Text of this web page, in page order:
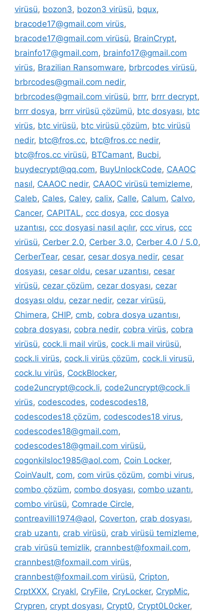
virüsü, bozon3, bozon3 virüsü, bqux,
bracode17@gmail.com virüs,
bracode17@gmail.com virüsü, BrainCrypt,
brainfo17@gmail.com, brainfo17@gmail.com
virüs, Brazilian Ransomware, brbrcodes virüsü,
brbrcodes@gmail.com nedir,
brbrcodes@gmail.com virüsü, brrr, brrr decrypt,
brrr dosya, brrr virüsü çözümü, btc dosyası, btc
virüs, btc virüsü, btc virüsü çözüm, btc virüsü
nedir, btc@fros.cc, btc@fros.cc nedir,
btc@fros.cc virüsü, BTCamant, Bucbi,
buydecrypt@qq.com, BuyUnlockCode, CAAOC
nasıl, CAAOC nedir, CAAOC virüsü temizleme,
Caleb, Cales, Caley, calix, Calle, Calum, Calvo,
Cancer, CAPITAL, ccc dosya, ccc dosya
uzantısı, ccc dosyasi nasıl açılır, ccc virus, ccc
virüsü, Cerber 2.0, Cerber 3.0, Cerber 4.0 / 5.0,
CerberTear, cesar, cesar dosya nedir, cesar
dosyası, cesar oldu, cesar uzantısı, cesar
virüsü, cezar çözüm, cezar dosyası, cezar
dosyası oldu, cezar nedir, cezar virüsü,
Chimera, CHIP, cmb, cobra dosya uzantısı,
cobra dosyası, cobra nedir, cobra virüs, cobra
virüsü, cock.li mail virüs, cock.li mail virüsü,
cock.li virüs, cock.li virüs çözüm, cock.li virusü,
cock.lu virüs, CockBlocker,
code2uncrypt@cock.li, code2uncrypt@cock.li
virüs, codescodes, codescodes18,
codescodes18 çözüm, codescodes18 virus,
codescodes18@gmail.com,
codescodes18@gmail.com virüsü,
cogonkilsloc1985@aol.com, Coin Locker,
CoinVault, com, com virüs çözüm, combi virus,
combo çözüm, combo dosyası, combo uzantı,
combo virüsü, Comrade Circle,
contreavilli1974@aol, Coverton, crab dosyası,
crab uzantı, crab virüsü, crab virüsü temizleme,
crab virüsü temizlik, crannbest@foxmail.com,
crannbest@foxmail.com virüs,
crannbest@foxmail.com virüsü, Cripton,
CrptXXX, Cryakl, CryFile, CryLocker, CrypMic,
Crypren, crypt dosyası, Crypt0, Crypt0L0cker,